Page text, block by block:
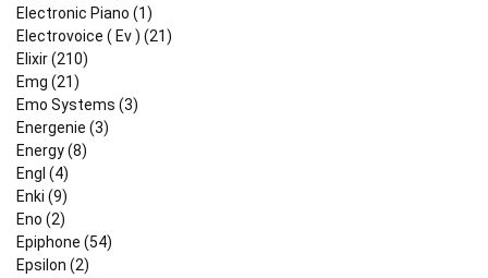
Electronic Piano (1)
Electrovoice ( Ev ) (21)
Elixir (210)
Emg (21)
Emo Systems (3)
Energenie (3)
Energy (8)
Engl (4)
Enki (9)
Eno (2)
Epiphone (54)
Epsilon (2)